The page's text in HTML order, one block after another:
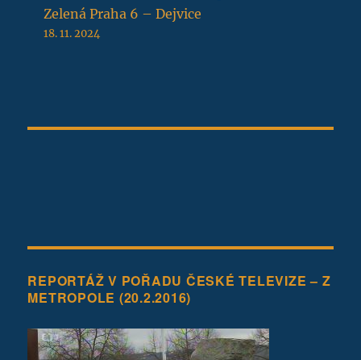
Zelená Praha 6 – Dejvice
18. 11. 2024
REPORTÁŽ V POŘADU ČESKÉ TELEVIZE – Z
METROPOLE (20.2.2016)